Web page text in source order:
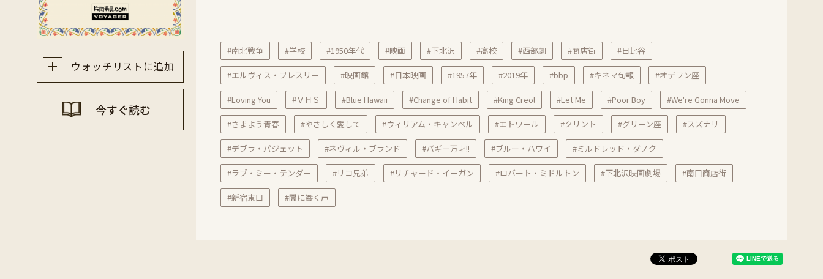
ウォッチリストに追加
今すぐ読む
#南北戦争 #学校 #1950年代 #映画 #下北沢 #高校 #西部劇 #商店街 #日比谷
#エルヴィス・プレスリー #映画館 #日本映画 #1957年 #2019年 #bbp #キネマ旬報 #オデヲン座
#Loving You #ＶＨＳ #Blue Hawaii #Change of Habit #King Creol #Let Me #Poor Boy #We're Gonna Move
#さまよう青春 #やさしく愛して #ウィリアム・キャンベル #エトワール #クリント #グリーン座 #スズナリ
#デブラ・パジェット #ネヴィル・ブランド #バギー万才!! #ブルー・ハワイ #ミルドレッド・ダノク
#ラブ・ミー・テンダー #リコ兄弟 #リチャード・イーガン #ロバート・ミドルトン #下北沢映画劇場 #南口商店街
#新宿東口 #闇に響く声